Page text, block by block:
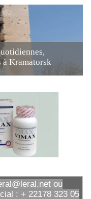
à Kramatorsk
ou
: + 22178 323 05